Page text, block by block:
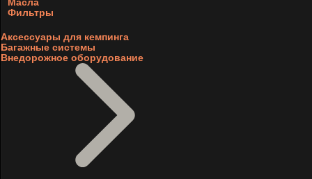
Фильтры
Аксессуары для кемпинга
Багажные системы
Внедорожное оборудование